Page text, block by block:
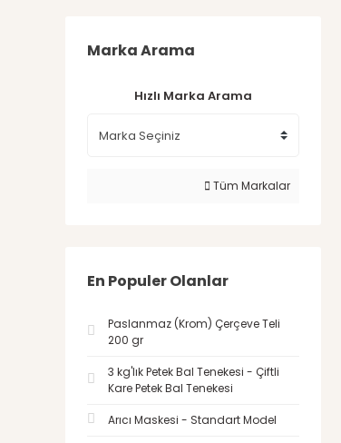
Marka Arama
Hızlı Marka Arama
Tüm Markalar
En Populer Olanlar
Paslanmaz (Krom) Çerçeve Teli
200 gr
3 kg'lık Petek Bal Tenekesi - Çiftli
Kare Petek Bal Tenekesi
Arıcı Maskesi - Standart Model